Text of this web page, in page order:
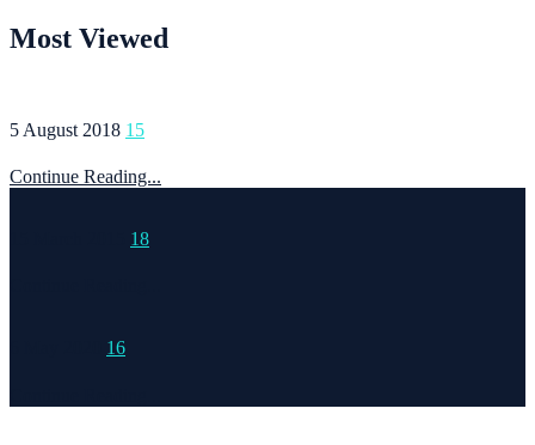
Most Viewed
5 August 2018 15
Continue Reading...
18
16